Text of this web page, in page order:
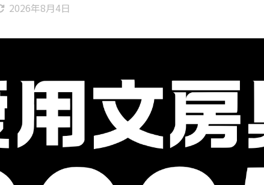
2026年8月4日